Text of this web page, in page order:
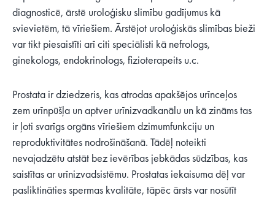
diagnosticē, ārstē uroloģisku slimību gadījumus kā
svievietēm, tā vīriešiem. Ārstējot uroloģiskās slimības bieži
var tikt piesaistīti arī citi speciālisti kā nefrologs,
ginekologs, endokrinologs, fizioterapeits u.c.
Prostata ir dziedzeris, kas atrodas apakšējos urīnceļos
zem urīnpūšļa un aptver urīnizvadkanālu un kā zināms tas
ir ļoti svarīgs orgāns vīriešiem dzimumfunkciju un
reproduktivitātes nodrošināšanā. Tādēļ noteikti
nevajadzētu atstāt bez ievērības jebkādas sūdzības, kas
saistītas ar urīnizvadsistēmu. Prostatas iekaisuma dēļ var
pasliktināties spermas kvalitāte, tāpēc ārsts var nosūtīt